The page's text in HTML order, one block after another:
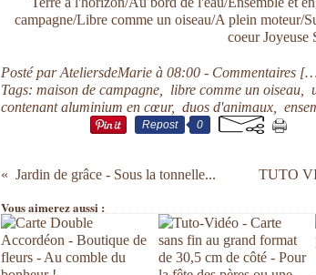
campagne/Libre comme un oiseau/A plein moteur/
coeur
Posté par AteliersdeMarie à 08:00 - Commentaires […
Tags:maison de campagne libre comme un oiseau ,
contenant aluminium en cœur,duos d'animaux ,
Repost 0
Jardin de grâce - Sous la tonnelle... TUTO
Vous aimerez aussi :